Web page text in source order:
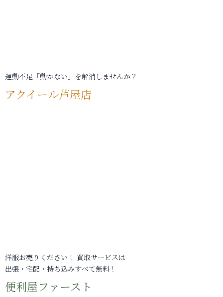
運動不足「動かない」を解消しませんか？
アクイール芦屋店
洋服お売りください！ 買取サービスは
出張・宅配・持ち込みすべて無料！
便利屋ファースト